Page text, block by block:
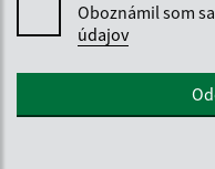
Oboznámil som
údajov
Google reCaptcha Response